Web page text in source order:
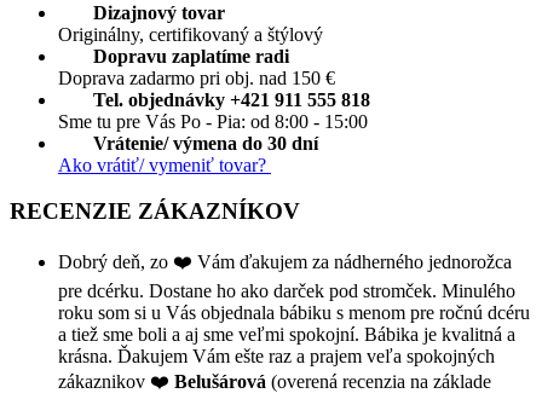
Dizajnový tovar
Originálny, certifikovaný a štýlový
Dopravu zaplatíme radi
Doprava zadarmo pri obj. nad 150 €
Tel. objednávky +421 911 555 818
Sme tu pre Vás Po - Pia: od 8:00 - 15:00
Vrátenie/ výmena do 30 dní
Ako vrátiť/ vymeniť tovar?
RECENZIE ZÁKAZNÍKOV
Dobrý deň, zo ❤️ Vám ďakujem za nádherného jednorožca
pre dcérku. Dostane ho ako darček pod stromček. Minulého
roku som si u Vás objednala bábiku s menom pre ročnú dcéru
a tiež sme boli a aj sme veľmi spokojní. Bábika je kvalitná a
krásna. Ďakujem Vám ešte raz a prajem veľa spokojných
zákaznikov ❤️ Belušárová (overená recenzia na základe